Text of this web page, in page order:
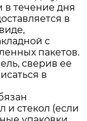
в течение дня
в
с
пакетов.
сверив ее
в
и стекол (если